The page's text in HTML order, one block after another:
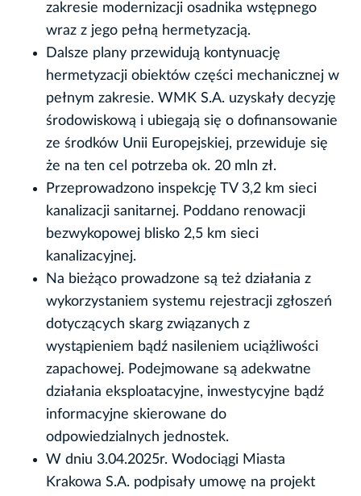
zakresie modernizacji osadnika wstępnego
wraz z jego pełną hermetyzacją.
Dalsze plany przewidują kontynuację
hermetyzacji obiektów części mechanicznej w
pełnym zakresie. WMK S.A. uzyskały decyzję
środowiskową i ubiegają się o dofinansowanie
ze środków Unii Europejskiej, przewiduje się
że na ten cel potrzeba ok. 20 mln zł.
Przeprowadzono inspekcję TV 3,2 km sieci
kanalizacji sanitarnej. Poddano renowacji
bezwykopowej blisko 2,5 km sieci
kanalizacyjnej.
Na bieżąco prowadzone są też działania z
wykorzystaniem systemu rejestracji zgłoszeń
dotyczących skarg związanych z
wystąpieniem bądź nasileniem uciążliwości
zapachowej. Podejmowane są adekwatne
działania eksploatacyjne, inwestycyjne bądź
informacyjne skierowane do
odpowiedzialnych jednostek.
W dniu 3.04.2025r. Wodociągi Miasta
Krakowa S.A. podpisały umowę na projekt